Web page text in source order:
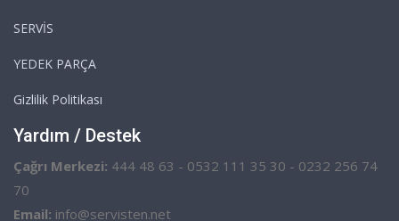
SERVİS
YEDEK PARÇA
Gizlilik Politikası
Yardım / Destek
Çağrı Merkezi: 444 48 63 - 0532 111 35 30 - 0232 256 74
70
Email: info@servisten.net